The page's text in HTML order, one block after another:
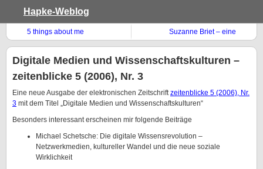
Hapke-Weblog
5 things about me
Suzanne Briet – eine
französische Pionierin des
Digitale Medien und Wissenschaftskulturen –
zeitenblicke 5 (2006), Nr. 3
Eine neue Ausgabe der elektronischen Zeitschriftzeitenblicke 5 (2006), Nr.
3 mit dem Titel „Digitale Medien und Wissenschaftskulturen“
Besonders interessant erscheinen mir folgende Beiträge
Michael Schetsche: Die digitale Wissensrevolution –
Netzwerkmedien, kultureller Wandel und die neue soziale
Wirklichkeit